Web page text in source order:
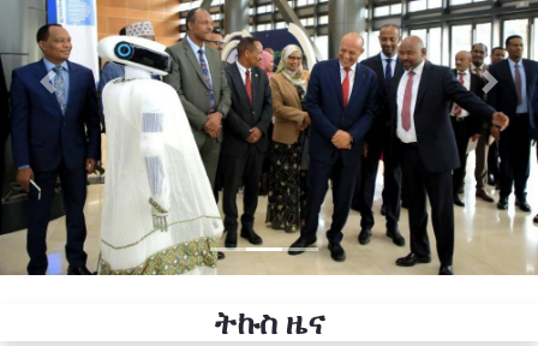
Previous Next
ትኩስ ዜና